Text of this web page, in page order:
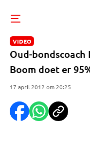
VIDEO
Oud-bondscoach
Boom doet er
17 april 2012 om 20:25